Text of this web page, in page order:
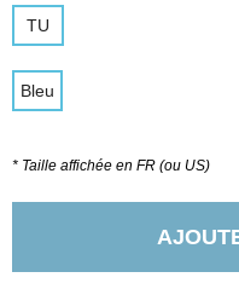
TU
Bleu
* Taille affichée en FR (ou US)